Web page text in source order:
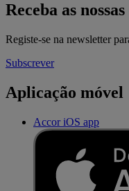
Receba as
Registe-se na newsletter
Subscrever
Aplicação móvel
Accor iOS app